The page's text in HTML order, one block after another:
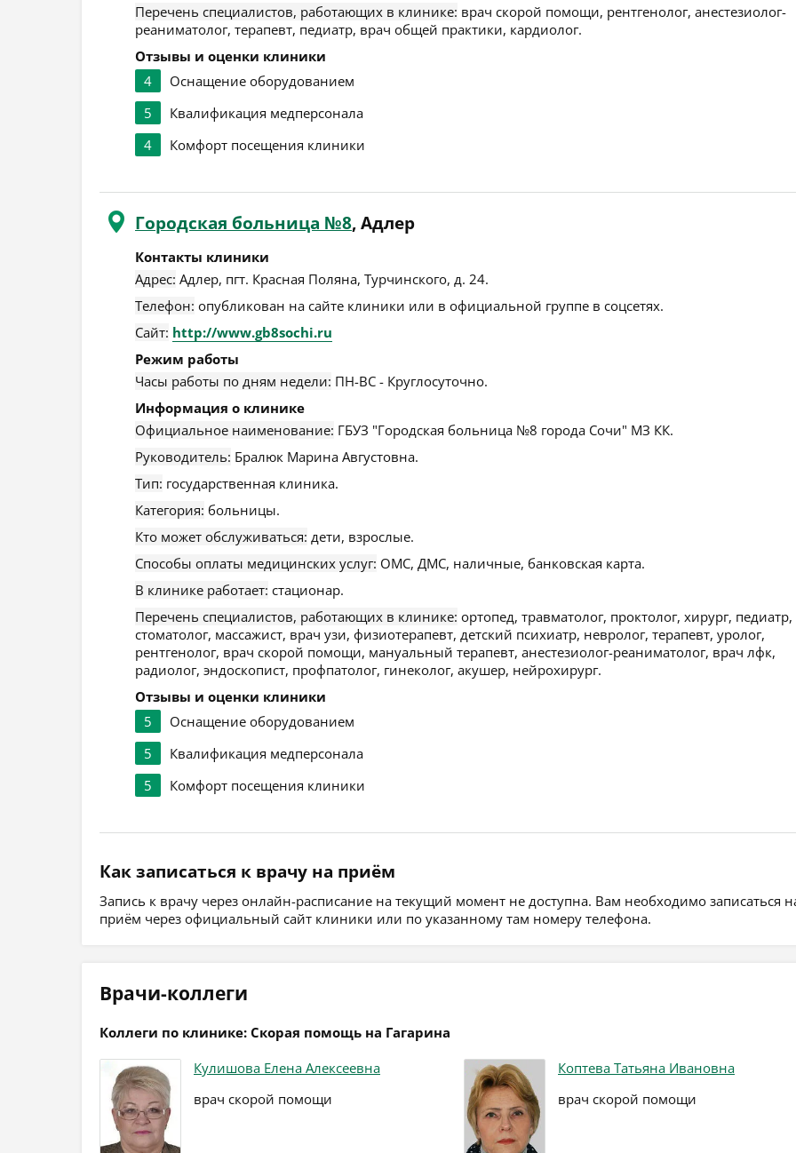
Перечень специалистов, работающих в клинике: врач скорой помощи, рентгенолог, анестезиолог-
реаниматолог, терапевт, педиатр, врач общей практики, кардиолог.
Отзывы и оценки клиники
4
Оснащение оборудованием
5
Квалификация медперсонала
4
Комфорт посещения клиники
Городская больница №8, Адлер
Контакты клиники
Адрес: Адлер, пгт. Красная Поляна, Турчинского, д. 24.
Телефон: опубликован на сайте клиники или в официальной группе в соцсетях.
Сайт: http://www.gb8sochi.ru
Режим работы
Часы работы по дням недели: ПН-ВС - Круглосуточно.
Информация о клинике
Официальное наименование: ГБУЗ "Городская больница №8 города Сочи" МЗ КК.
Руководитель: Бралюк Марина Августовна.
Тип: государственная клиника.
Категория: больницы.
Кто может обслуживаться: дети, взрослые.
Способы оплаты медицинских услуг: ОМС, ДМС, наличные, банковская карта.
В клинике работает: стационар.
Перечень специалистов, работающих в клинике: ортопед, травматолог, проктолог, хирург, педиатр,
стоматолог, массажист, врач узи, физиотерапевт, детский психиатр, невролог, терапевт, уролог,
рентгенолог, врач скорой помощи, мануальный терапевт, анестезиолог-реаниматолог, врач лфк,
радиолог, эндоскопист, профпатолог, гинеколог, акушер, нейрохирург.
Отзывы и оценки клиники
5
Оснащение оборудованием
5
Квалификация медперсонала
5
Комфорт посещения клиники
Как записаться к врачу на приём
Запись к врачу через онлайн-расписание на текущий момент не доступна. Вам необходимо записаться
приём через официальный сайт клиники или по указанному там номеру телефона.
Врачи-коллеги
Коллеги по клинике: Скорая помощь на Гагарина
Кулишова Елена Алексеевна
врач скорой помощи
Коптева Татьяна Ивановна
врач скорой помощи